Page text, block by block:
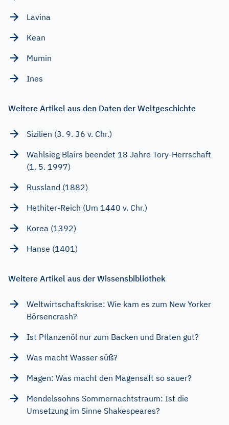
Lavina
Kean
Mumin
Ines
Weitere Artikel aus den Daten der Weltgeschichte
Sizilien (3. 9. 36 v. Chr.)
Wahlsieg Blairs beendet 18 Jahre Tory-Herrschaft
(1. 5. 1997)
Russland (1882)
Hethiter-Reich (Um 1440 v. Chr.)
Korea (1392)
Hanse (1401)
Weitere Artikel aus der Wissensbibliothek
Weltwirtschaftskrise: Wie kam es zum New Yorker
Börsencrash?
Ist Pflanzenöl nur zum Backen und Braten gut?
Was macht Wasser süß?
Magen: Was macht den Magensaft so sauer?
Mendelssohns Sommernachtstraum: Ist die
Umsetzung im Sinne Shakespeares?